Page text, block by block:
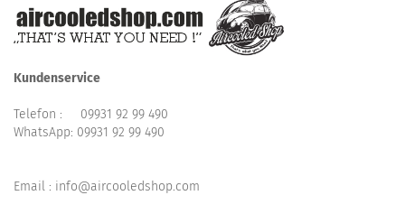
Kundenservice
Telefon : 09931 92 99 490
WhatsApp: 09931 92 99 490
Email : info@aircooledshop.com